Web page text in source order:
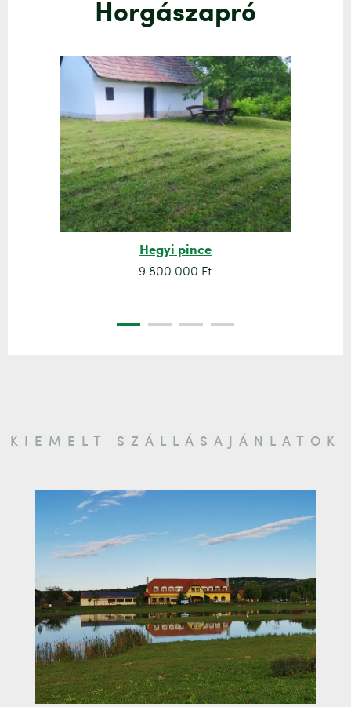
Horgászapró
Hegyi pince
9 800 000 Ft
KIEMELT SZÁLLÁSAJÁNLATOK